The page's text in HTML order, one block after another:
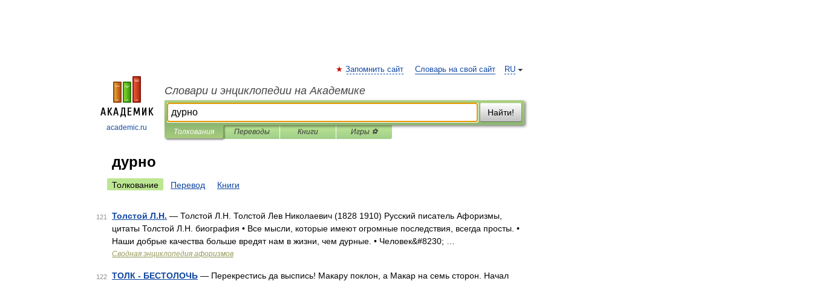
academic.ru
RU
Запомнить сайт Словарь на свой сайт
Словари и энциклопедии на Академике
Найти!
Толкования Переводы Книги Игры ⚽
дурно
Толкование Перевод Книги
121 Толстой Л.Н. — Толстой Л.Н. Толстой Лев Николаевич (1828 1910) Русский писатель Афоризмы,
цитаты Толстой Л.Н. биография • Все мысли, которые имеют огромные последствия, всегда просты. •
Наши добрые качества больше вредят нам в жизни, чем дурные. • Человек&#8230; …
Сводная энциклопедия афоризмов
122 ТОЛК - БЕСТОЛОЧЬ — Перекрестись да выспись! Макару поклон, а Макар на семь сторон. Начал